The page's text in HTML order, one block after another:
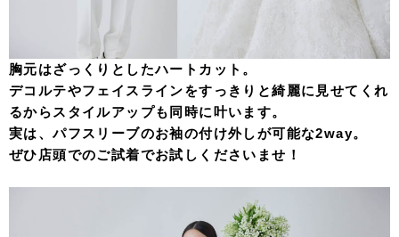
胸元はざっくりとしたハートカット。
デコルテやフェイスラインをすっきりと綺麗に見せてくれ
るからスタイルアップも同時に叶います。
実は、パフスリーブのお袖の付け外しが可能な2way。
ぜひ店頭でのご試着でお試しくださいませ！